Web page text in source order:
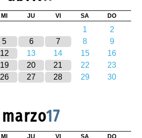
MI JU VI SA DO
1
2
5 6 7 8
9
12 13 14 15
16
19 20 21 22
23
26 27 28 29 30
marzo17
MI JU VI SA DO